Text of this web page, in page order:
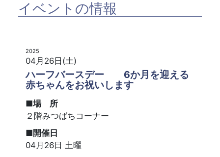
イベントの情報
2025
04月26日(土)
ハーフバースデー 6か月を迎える
赤ちゃんをお祝いします
■場 所
２階みつばちコーナー
■開催日
04月26日 土曜